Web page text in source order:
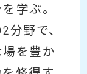
学ぶ。
分野で、
を豊か